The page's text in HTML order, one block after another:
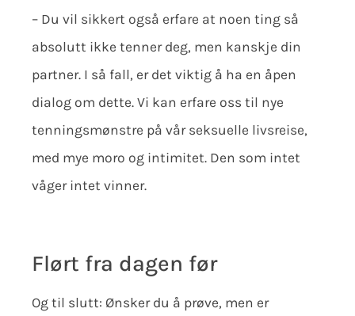
– Du vil sikkert også erfare at noen ting så
absolutt ikke tenner deg, men kanskje din
partner. I så fall, er det viktig å ha en åpen
dialog om dette. Vi kan erfare oss til nye
tenningsmønstre på vår seksuelle livsreise,
med mye moro og intimitet. Den som intet
våger intet vinner.
Flørt fra dagen før
Og til slutt: Ønsker du å prøve, men er